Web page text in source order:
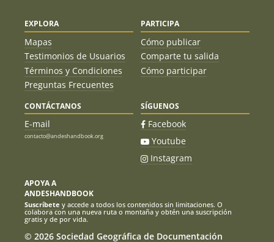
EXPLORA
Mapas
Testimonios de Usuarios
Términos y Condiciones
Preguntas Frecuentes
PARTICIPA
Cómo publicar
Comparte tu salida
Cómo participar
CONTÁCTANOS
E-mail
contacto@andeshandbook.org
SÍGUENOS
Facebook
Youtube
Instagram
APOYA A
ANDESHANDBOOK
Suscríbete y accede a todos los contenidos sin limitaciones. O
colabora con una nueva ruta o montaña y obtén una suscripción
gratis y de por vida.
© 2026 Sociedad Geográfica de Documentación